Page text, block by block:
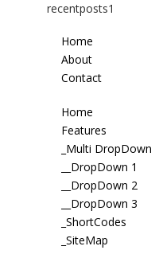
recentposts1
Home
About
Contact
Home
Features
_Multi DropDown
__DropDown 1
__DropDown 2
__DropDown 3
_ShortCodes
_SiteMap